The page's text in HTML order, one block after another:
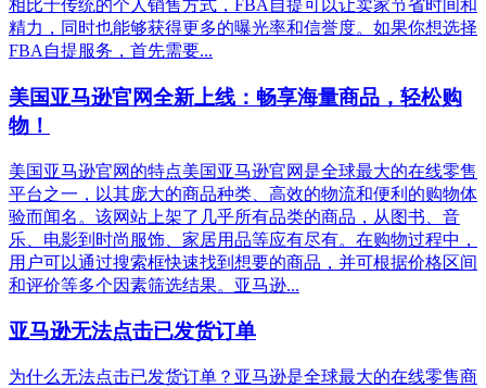
相比于传统的个人销售方式，FBA自提可以让卖家节省时间和
精力，同时也能够获得更多的曝光率和信誉度。如果你想选择
FBA自提服务，首先需要...
美国亚马逊官网全新上线：畅享海量商品，轻松购
物！
美国亚马逊官网的特点美国亚马逊官网是全球最大的在线零售
平台之一，以其庞大的商品种类、高效的物流和便利的购物体
验而闻名。该网站上架了几乎所有品类的商品，从图书、音
乐、电影到时尚服饰、家居用品等应有尽有。在购物过程中，
用户可以通过搜索框快速找到想要的商品，并可根据价格区间
和评价等多个因素筛选结果。亚马逊...
亚马逊无法点击已发货订单
为什么无法点击已发货订单？亚马逊是全球最大的在线零售商